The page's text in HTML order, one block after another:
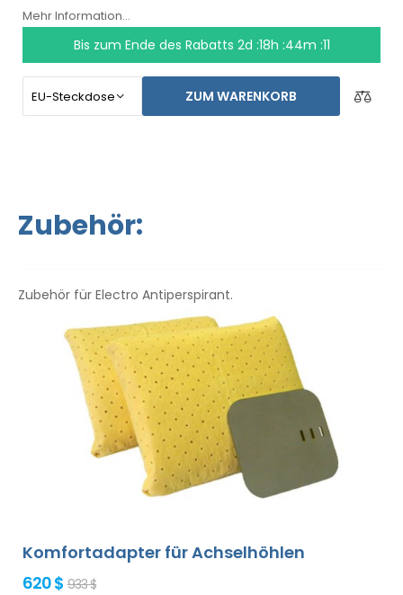
benötigte Zeit wurde um die Hälfte auf maximal 24
Minuten reduziert, Dauer und Geschwindigkeit der
Effekte blieben erhalten. Mit dem automatischen
Mehr Information...
Bis zum Ende des Rabatts 2d :18h :44m :10
ZUM WARENKORB
Zubehör:
Zubehör für Electro Antiperspirant.
Komfortadapter für Achselhöhlen
620 $ 933 $